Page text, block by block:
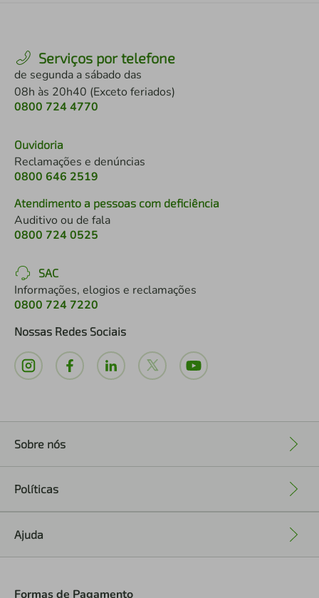
Serviços por telefone
de segunda a sábado das
08h às 20h40 (Exceto feriados)
0800 724 4770
Ouvidoria
Reclamações e denúncias
0800 646 2519
Atendimento a pessoas com deficiência
Auditivo ou de fala
0800 724 0525
SAC
Informações, elogios e reclamações
0800 724 7220
Nossas Redes Sociais
Sobre nós
Políticas
Ajuda
Formas de Pagamento